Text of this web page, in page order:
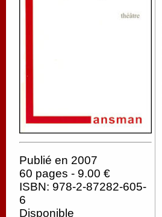
Publié en 2007
60 pages - 9.00 €
ISBN: 978-2-87282-605-
6
Disponible